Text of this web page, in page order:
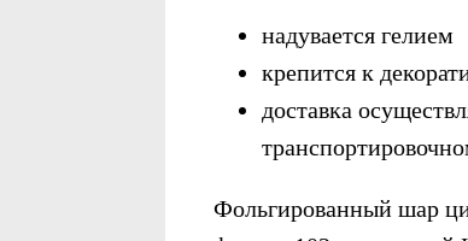
надувается гелием
крепится к
доставка
Фольгированный шар